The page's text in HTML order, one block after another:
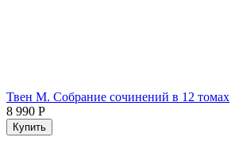
Твен М. Собрание сочинений в 12 томах
8 990 Р
Купить